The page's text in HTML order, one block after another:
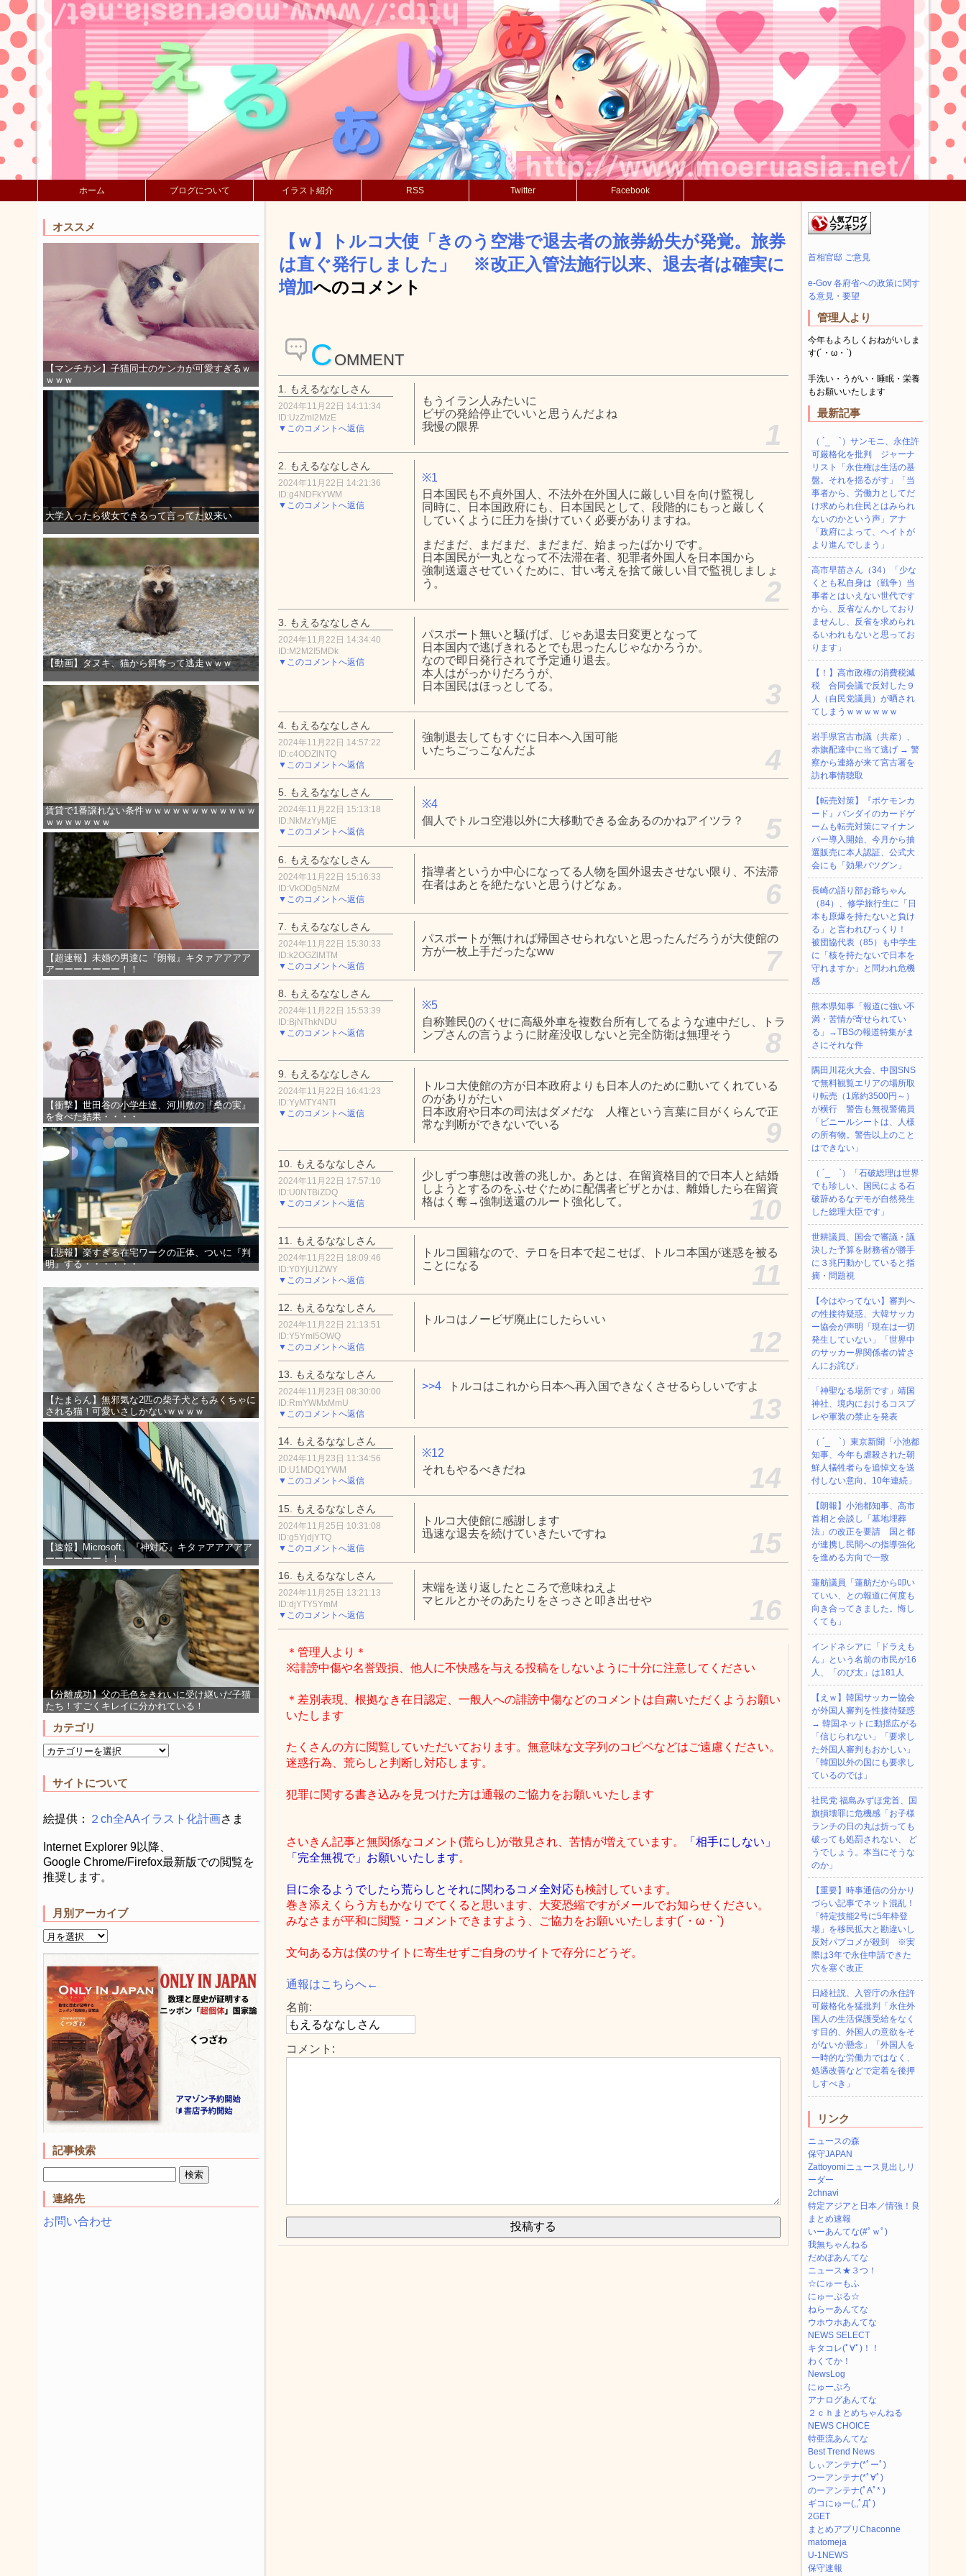
ホーム ブログについて イラスト紹介 RSS Twitter Facebook
オススメ
【マンチカン】子猫同士のケンカが可愛すぎるｗ
ｗｗｗ
大学入ったら彼女できるって言ってた奴来い
【動画】タヌキ、猫から餌奪って逃走ｗｗｗ
賃貸で1番譲れない条件ｗｗｗｗｗｗｗｗｗｗｗｗ
ｗｗｗｗｗｗｗ
【超速報】未婚の男達に『朗報』キタァアアアア
アーーーーーーー！！
【衝撃】世田谷の小学生達、河川敷の『桑の実』
を食べた結果・・・・
【悲報】楽すぎる在宅ワークの正体、ついに『判
明』する・・・・・・
【たまらん】無邪気な2匹の柴子犬ともみくちゃに
される猫！可愛いさしかないｗｗｗｗ
【速報】Microsoft、『神対応』キタァアアアアア
ーーーーーー！！
【分離成功】父の毛色をきれいに受け継いだ子猫
たち！すごくキレイに分かれている！
カテゴリ
サイトについて
絵提供： ２ch全AAイラスト化計画さま
Internet Explorer 9以降、
Google Chrome/Firefox最新版での閲覧を
推奨します。
月別アーカイブ
記事検索
連絡先
お問い合わせ
【ｗ】トルコ大使「きのう空港で退去者の旅券紛失が発覚。旅券
は直ぐ発行しました」 ※改正入管法施行以来、退去者は確実に
増加へのコメント
C OMMENT
1. もえるななしさん
2024年11月22日 14:11:34
ID:UzZmI2MzE
▼このコメントへ返信
もうイラン人みたいに
ビザの発給停止でいいと思うんだよね
我慢の限界
1
2. もえるななしさん
2024年11月22日 14:21:36
ID:g4NDFkYWM
▼このコメントへ返信
※1
日本国民も不貞外国人、不法外在外国人に厳しい目を向け監視し
同時に、日本国政府にも、日本国民として、段階的にもっと厳しく
していくように圧力を掛けていく必要がありますね。
まだまだ、まだまだ、まだまだ、始まったばかりです。
日本国民が一丸となって不法滞在者、犯罪者外国人を日本国から
強制送還させていくために、甘い考えを捨て厳しい目で監視しましょ
う。
2
3. もえるななしさん
2024年11月22日 14:34:40
ID:M2M2I5MDk
▼このコメントへ返信
パスポート無いと騒げば、じゃあ退去日変更となって
日本国内で逃げきれるとでも思ったんじゃなかろうか。
なので即日発行されて予定通り退去。
本人はがっかりだろうが、
日本国民はほっとしてる。
3
4. もえるななしさん
2024年11月22日 14:57:22
ID:c4ODZlNTQ
▼このコメントへ返信
強制退去してもすぐに日本へ入国可能
いたちごっこなんだよ
4
5. もえるななしさん
2024年11月22日 15:13:18
ID:NkMzYyMjE
▼このコメントへ返信
※4
個人でトルコ空港以外に大移動できる金あるのかねアイツラ？
5
6. もえるななしさん
2024年11月22日 15:16:33
ID:VkODg5NzM
▼このコメントへ返信
指導者というか中心になってる人物を国外退去させない限り、不法滞
在者はあとを絶たないと思うけどなぁ。
6
7. もえるななしさん
2024年11月22日 15:30:33
ID:k2OGZlMTM
▼このコメントへ返信
パスポートが無ければ帰国させられないと思ったんだろうが大使館の
方が一枚上手だったなww
7
8. もえるななしさん
2024年11月22日 15:53:39
ID:BjNThkNDU
▼このコメントへ返信
※5
自称難民()のくせに高級外車を複数台所有してるような連中だし、トラ
ンプさんの言うように財産没収しないと完全防衛は無理そう
8
9. もえるななしさん
2024年11月22日 16:41:23
ID:YyMTY4NTI
▼このコメントへ返信
トルコ大使館の方が日本政府よりも日本人のために動いてくれている
のがありがたい
日本政府や日本の司法はダメだな 人権という言葉に目がくらんで正
常な判断ができないでいる
9
10. もえるななしさん
2024年11月22日 17:57:10
ID:U0NTBiZDQ
▼このコメントへ返信
少しずつ事態は改善の兆しか。あとは、在留資格目的で日本人と結婚
しようとするのをふせぐために配偶者ビザとかは、離婚したら在留資
格はく奪→強制送還のルート強化して。
10
11. もえるななしさん
2024年11月22日 18:09:46
ID:Y0YjU1ZWY
▼このコメントへ返信
トルコ国籍なので、テロを日本で起こせば、トルコ本国が迷惑を被る
ことになる
11
12. もえるななしさん
2024年11月22日 21:13:51
ID:Y5YmI5OWQ
▼このコメントへ返信
トルコはノービザ廃止にしたらいい
12
13. もえるななしさん
2024年11月23日 08:30:00
ID:RmYWMxMmU
▼このコメントへ返信
>>4 トルコはこれから日本へ再入国できなくさせるらしいですよ
13
14. もえるななしさん
2024年11月23日 11:34:56
ID:U1MDQ1YWM
▼このコメントへ返信
※12
それもやるべきだね
14
15. もえるななしさん
2024年11月25日 10:31:08
ID:g5YjdjYTQ
▼このコメントへ返信
トルコ大使館に感謝します
迅速な退去を続けていきたいですね
15
16. もえるななしさん
2024年11月25日 13:21:13
ID:djYTY5YmM
▼このコメントへ返信
末端を送り返したところで意味ねえよ
マヒルとかそのあたりをさっさと叩き出せや
16
＊管理人より＊
※誹謗中傷や名誉毀損、他人に不快感を与える投稿をしないように十分に注意してください
＊差別表現、根拠なき在日認定、一般人への誹謗中傷などのコメントは自粛いただくようお願い
いたします
たくさんの方に閲覧していただいております。無意味な文字列のコピペなどはご遠慮ください。
迷惑行為、荒らしと判断し対応します。
犯罪に関する書き込みを見つけた方は通報のご協力をお願いいたします
さいきん記事と無関係なコメント(荒らし)が散見され、苦情が増えています。
「相手にしない」
「完全無視で」お願いいたします。
目に余るようでしたら荒らしとそれに関わるコメ全対応も検討しています。
巻き添えくらう方もかなりでてくると思います、大変恐縮ですがメールでお知らせください。
みなさまが平和に閲覧・コメントできますよう、ご協力をお願いいたします(´・ω・`)
文句ある方は僕のサイトに寄生せずご自身のサイトで存分にどうぞ。
通報はこちらへ←
名前:
コメント:
首相官邸 ご意見
e-Gov 各府省への政策に関す
る意見・要望
管理人より
今年もよろしくおねがいしま
す(´・ω・`)
手洗い・うがい・睡眠・栄養
もお願いいたします
最新記事
（ ´_ゝ`）サンモニ、永住許
可厳格化を批判 ジャーナ
リスト「永住権は生活の基
盤。それを揺るがす」「当
事者から、労働力としてだ
け求められ住民とはみられ
ないのかという声」アナ
「政府によって、ヘイトが
より進んでしまう」
高市早苗さん（34）「少な
くとも私自身は（戦争）当
事者とはいえない世代です
から、反省なんかしており
ませんし、反省を求められ
るいわれもないと思ってお
ります」
【！】高市政権の消費税減
税 合同会議で反対した９
人（自民党議員）が晒され
てしまうｗｗｗｗｗｗ
岩手県宮古市議（共産）、
赤旗配達中に当て逃げ → 警
察から連絡が来て宮古署を
訪れ事情聴取
【転売対策】『ポケモンカ
ード』バンダイのカードゲ
ームも転売対策にマイナン
バー導入開始、今月から抽
選販売に本人認証、公式大
会にも「効果バツグン」
長崎の語り部お爺ちゃん
（84）、修学旅行生に「日
本も原爆を持たないと負け
る」と言われびっくり！
被団協代表（85）も中学生
に「核を持たないで日本を
守れますか」と問われ危機
感
熊本県知事「報道に強い不
満・苦情が寄せられてい
る」→TBSの報道特集がま
さにそれな件
隅田川花火大会、中国SNS
で無料観覧エリアの場所取
り転売（1席約3500円～）
が横行 警告も無視警備員
「ビニールシートは、人様
の所有物。警告以上のこと
はできない」
（ ´_ゝ`）「石破総理は世界
でも珍しい、国民による石
破辞めるなデモが自然発生
した総理大臣です」
世耕議員、国会で審議・議
決した予算を財務省が勝手
に３兆円動かしていると指
摘・問題視
【今はやってない】審判へ
の性接待疑惑、大韓サッカ
ー協会が声明「現在は一切
発生していない」「世界中
のサッカー界関係者の皆さ
んにお詫び」
「神聖なる場所です」靖国
神社、境内におけるコスプ
レや軍装の禁止を発表
（ ´_ゝ`）東京新聞「小池都
知事、今年も虐殺された朝
鮮人犠牲者らを追悼文を送
付しない意向。10年連続」
【朗報】小池都知事、高市
首相と会談し「墓地埋葬
法」の改正を要請 国と都
が連携し民間への指導強化
を進める方向で一致
蓮舫議員「蓮舫だから叩い
ていい、との報道に何度も
向き合ってきました。悔し
くても」
インドネシアに「ドラえも
ん」という名前の市民が16
人、「のび太」は181人
【えｗ】韓国サッカー協会
が外国人審判を性接待疑惑
→ 韓国ネットに動揺広がる
「信じられない」「要求し
た外国人審判もおかしい」
「韓国以外の国にも要求し
ているのでは」
社民党 福島みずほ党首、国
旗損壊罪に危機感「お子様
ランチの日の丸は折っても
破っても処罰されない、 ど
うでしょう。本当にそうな
のか」
【重要】時事通信の分かり
づらい記事でネット混乱！
「特定技能2号に5年枠登
場」を移民拡大と勘違いし
反対パブコメが殺到 ※実
際は3年で永住申請できた
穴を塞ぐ改正
日経社説、入管庁の永住許
可厳格化を猛批判「永住外
国人の生活保護受給をなく
す目的、外国人の意欲をそ
がないか懸念」「外国人を
一時的な労働力ではなく、
処遇改善などで定着を後押
しすべき」
リンク
ニュースの森
保守JAPAN
Zattoyomiニュース見出しリ
ーダー
2chnavi
特定アジアと日本／情強！良
まとめ速報
いーあんてな(#ﾟｗﾟ)
我無ちゃんねる
だめぽあんてな
ニュース★３つ！
☆にゅーもふ
にゅーぷる☆
ねらーあんてな
ウホウホあんてな
NEWS SELECT
キタコレ(ﾟ∀ﾟ)！！
わくてか！
NewsLog
にゅーぷろ
アナログあんてな
２ｃｈまとめちゃんねる
NEWS CHOICE
特亜流あんてな
Best Trend News
しぃアンテナ(*ﾟーﾟ)
つーアンテナ(*ﾟ∀ﾟ)
のーアンテナ(ﾟAﾟ* )
ギコにゅー(,,ﾟДﾟ)
2GET
まとめアプリChaconne
matomeja
U-1NEWS
保守速報